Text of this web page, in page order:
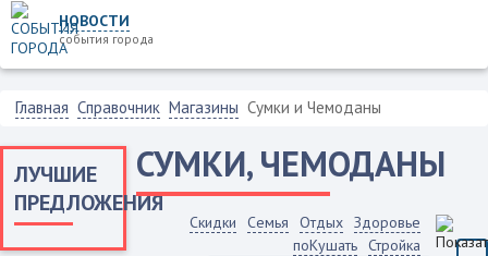
НОВОСТИ
события города
Главная Справочник Магазины Сумки и Чемоданы
ЛУЧШИЕ
ПРЕДЛОЖЕНИЯ
СУМКИ, ЧЕМОДАНЫ
Скидки Семья Отдых Здоровье
поКушать Стройка